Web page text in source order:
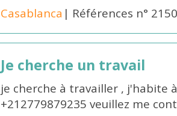
Casablanca | Références n°
Je cherche un travail
je cherche à travailler , j'habite
+212779879235 veuillez me